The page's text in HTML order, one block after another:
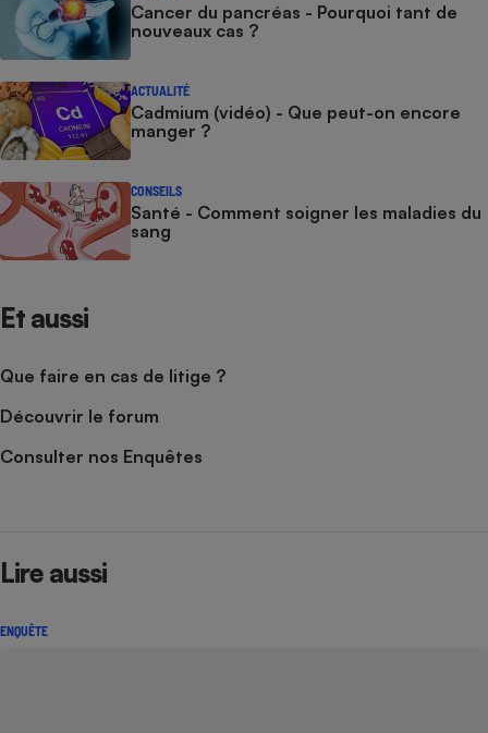
Cancer du pancréas - Pourquoi tant de
nouveaux cas ?
ACTUALITÉ
Cadmium (vidéo) - Que peut-on encore
manger ?
CONSEILS
Santé - Comment soigner les maladies du
sang
Et aussi
Que faire en cas de litige ?
Découvrir le forum
Consulter nos Enquêtes
Lire aussi
ENQUÊTE